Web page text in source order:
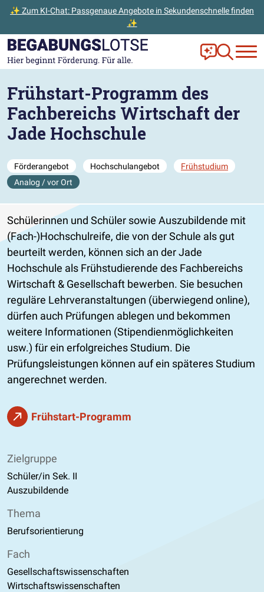
✨ Zum KI-Chat: Passgenaue Angebote in Sekundenschnelle finden
✨
Zum Hauptinhalt der Seite springen
Zur Startseite gehen Frag Ella!
Zur
Frühstart-Programm des
Fachbereichs Wirtschaft der
Jade Hochschule
Förderangebot Hochschulangebot
Frühstudium
Analog / vor Ort
Schülerinnen und Schüler sowie Auszubildende mit
(Fach-)Hochschulreife, die von der Schule als gut
beurteilt werden, können sich an der Jade
Hochschule als Frühstudierende des Fachbereichs
Wirtschaft & Gesellschaft bewerben. Sie besuchen
reguläre Lehrveranstaltungen (überwiegend online),
dürfen auch Prüfungen ablegen und bekommen
weitere Informationen (Stipendienmöglichkeiten
usw.) für ein erfolgreiches Studium. Die
Prüfungsleistungen können auf ein späteres Studium
angerechnet werden.
Frühstart-Programm
Zielgruppe
Schüler/in Sek. II
Auszubildende
Thema
Berufsorientierung
Fach
Gesellschaftswissenschaften
Wirtschaftswissenschaften